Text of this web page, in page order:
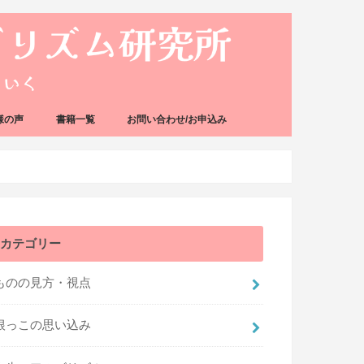
の声 書籍一覧 お問い合わせ/お申込み
カテゴリー
のの見方・視点
っこの思い込み